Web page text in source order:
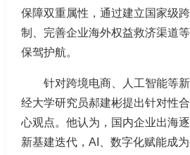
保障双重属性，通过建立国家级
制、完善企业海外权益救济渠道
保驾护航。
针对跨境电商、人工智能等
经大学研究员郝建彬提出针对性
心观点。他认为，国内企业出海
新基建迭代，AI、数字化赋能成